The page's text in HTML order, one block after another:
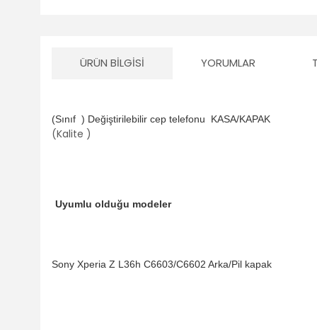
ÜRÜN BILGISI YORUMLAR
(Sınıf ) Değiştirilebilir cep telefonu KASA/KAPAK
(Kalite )
Uyumlu olduğu modeler
Sony Xperia Z L36h C6603/C6602 Arka/Pil kapak